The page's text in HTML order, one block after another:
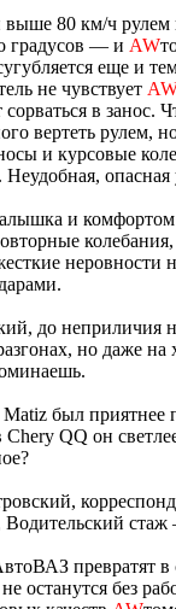
80 км/ч рулем
градусов — и AW
еще и
не чувствует
в занос.
вертеть рулем,
и курсовые
Неудобная,
и
неровности
до неприличия
но даже
был приятнее
Chery QQ он
Водительский
превратят в
останутся без